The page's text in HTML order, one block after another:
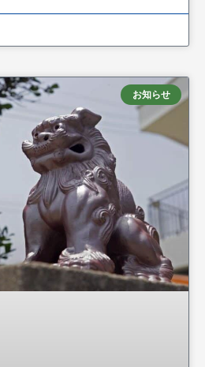
お知らせ